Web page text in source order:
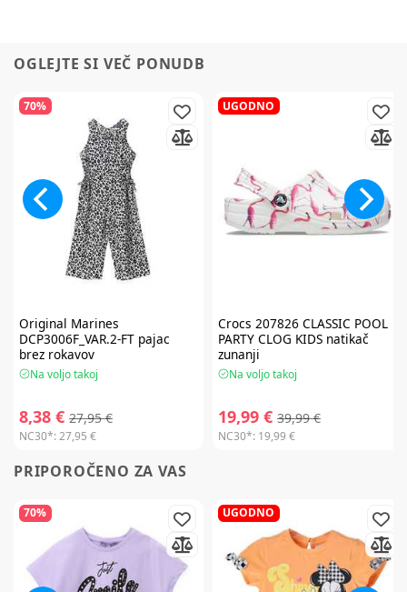
OGLEJTE SI VEČ PONUDB
70%
Original Marines
DCP3006F_VAR.2-FT pajac
brez rokavov
Na voljo takoj
8,38 € 27,95 €
NC30*:27,95 €
UGODNO
Crocs 207826 CLASSIC POOL
PARTY CLOG KIDS natikač
zunanji
Na voljo takoj
19,99 € 39,99 €
NC30*: 19,99 €
PRIPOROČENO ZA VAS
70% UGODNO